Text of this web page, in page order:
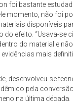
foi bastante
momento, não foi
disponíveis
do efeito. “Usava-se
do material e
mais
desenvolveu-se
pela
na última década.